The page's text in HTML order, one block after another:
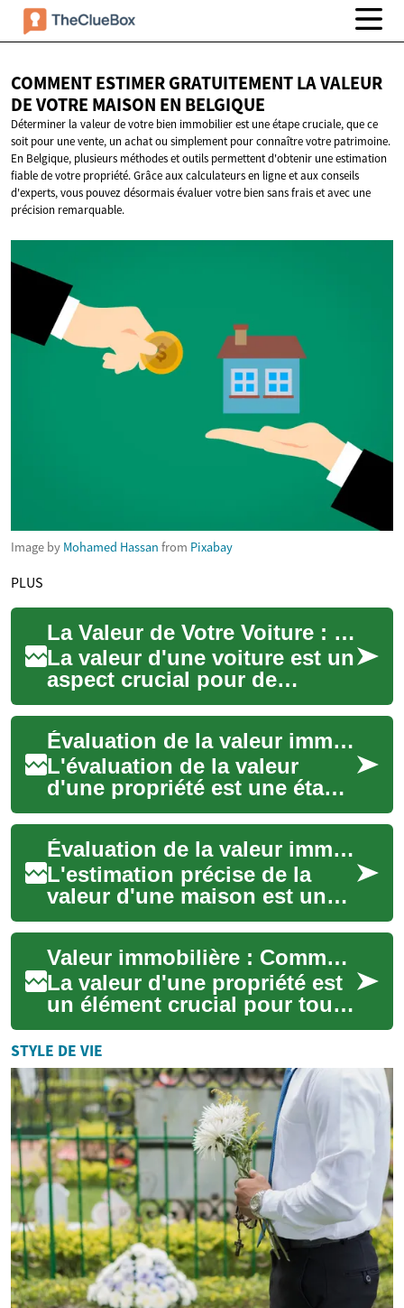
COMMENT ESTIMER GRATUITEMENT LA VALEUR
DE VOTRE MAISON EN BELGIQUE
Déterminer la valeur de votre bien immobilier est une étape cruciale, que ce
soit pour une vente, un achat ou simplement pour connaître votre patrimoine.
En Belgique, plusieurs méthodes et outils permettent d'obtenir une estimation
fiable de votre propriété. Grâce aux calculateurs en ligne et aux conseils
d'experts, vous pouvez désormais évaluer votre bien sans frais et avec une
précision remarquable.
Image by Mohamed Hassan from Pixabay
PLUS
La Valeur de Votre Voiture : Comment l'Estimer en Ligne
La valeur d'une voiture est un
aspect crucial pour de
nombreux propriétaires et
acheteurs potentiels. Que
vous envisa...
Évaluation de la valeur immobilière : Comprendre et estimer le prix de votre maison
L'évaluation de la valeur
d'une propriété est une étape
cruciale pour tout propriétaire
ou acheteur potentiel. Que
vo...
Évaluation de la valeur immobilière : Comprendre et calculer la valeur de votre propriété
L'estimation précise de la
valeur d'une maison est un
aspect crucial du marché
immobilier, que ce soit pour
les achet...
Valeur immobilière : Comment estimer le prix de votre maison
La valeur d'une propriété est
un élément crucial pour tout
propriétaire ou acheteur
potentiel. Que vous
envisagiez de...
STYLE DE VIE